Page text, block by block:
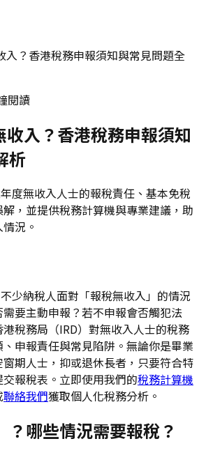
入？香港稅務申報須知與常見問題全
閱讀
入？香港稅務申報須知
析
度無收入人士的報稅責任、基本免稅
，並提供稅務計算機與專業建議，助
況。
少納稅人面對「報稅無收入」的情況
要主動申報？若不申報會否觸犯法
稅務局（IRD）對無收入人士的稅務
申報責任與常見陷阱。無論你是畢業
期人士，抑或退休長者，只要符合特
報稅表。立即使用我們的稅務計算機
聯絡我們獲取個人化稅務分析。
？哪些情況需要報稅？